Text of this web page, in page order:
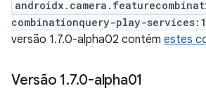
combinationquery-play-
versão 1.7.0-alpha02 contém estes
Versão 1.7.0-alpha01